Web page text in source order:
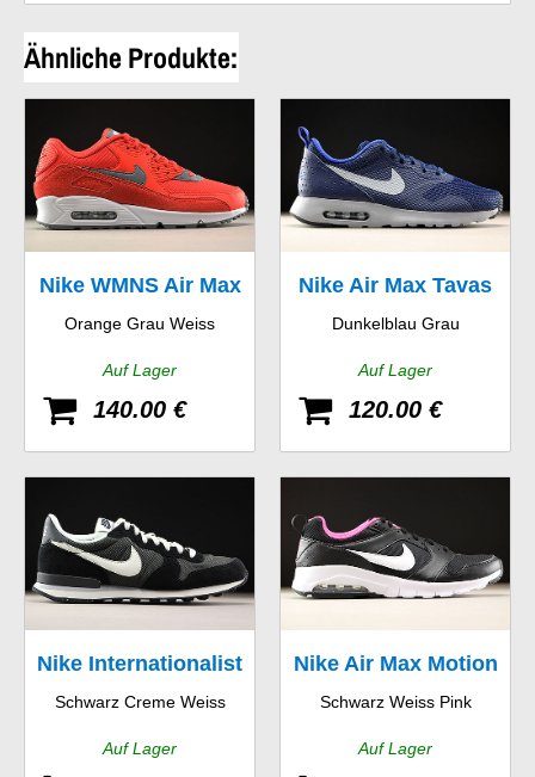
Ähnliche Produkte:
Nike WMNS Air Max
90
Orange Grau Weiss
Auf Lager
140.00 €
Nike Air Max Tavas
Dunkelblau Grau
Auf Lager
120.00 €
Nike Internationalist
Schwarz Creme Weiss
Auf Lager
Nike Air Max Motion
GS
Schwarz Weiss Pink
Auf Lager